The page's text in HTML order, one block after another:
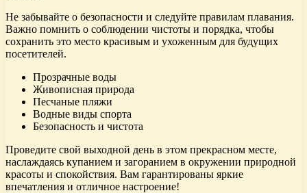
Не забывайте о безопасности и следуйте правилам плавания.
Важно помнить о соблюдении чистоты и порядка, чтобы
сохранить это место красивым и ухоженным для будущих
посетителей.
Прозрачные воды
Живописная природа
Песчаные пляжи
Водные виды спорта
Безопасность и чистота
Проведите свой выходной день в этом прекрасном месте,
наслаждаясь купанием и загоранием в окружении природной
красоты и спокойствия. Вам гарантированы яркие
впечатления и отличное настроение!